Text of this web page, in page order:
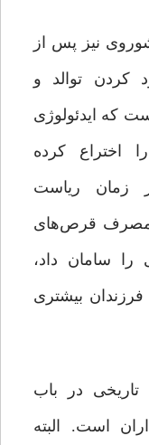
نیز پس از
کردن توالد و
که ایدئولوژی
اختراع کرده
زمان ریاست
مصرف قرص‌های
را سامان داد،
بیشتری
تاریخی در باب
است. البته